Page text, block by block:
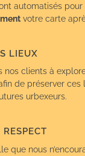
automatisés
votre carte
LIEUX
nos clients à
afin de préserver
urbexeurs.
que nous